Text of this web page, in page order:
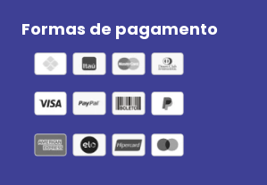
Formas de pagamento